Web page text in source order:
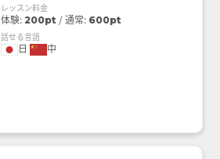
レッスン料金
体験: 200pt 通常: 600pt
話せる言語
日 中